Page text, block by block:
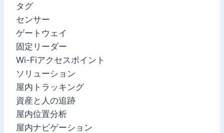
タグ
センサー
ゲートウェイ
固定リーダー
Wi-Fiアクセスポイント
ソリューション
屋内トラッキング
資産と人の追跡
屋内位置分析
屋内ナビゲーション